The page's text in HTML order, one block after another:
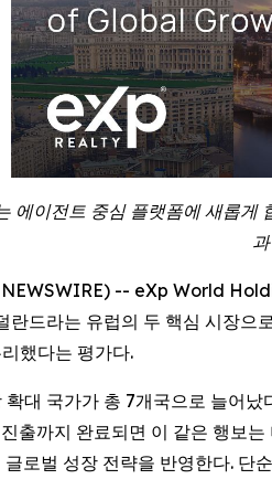
에이전트 중심 플랫폼에 새롭
-- eXp World
드라는 유럽의 두 핵심 시장으
했다는 평가다.
대 국가가 총 7개국으로 늘어
출까지 완료되면 이 같은 행보
로벌 성장 전략을 반영한다.